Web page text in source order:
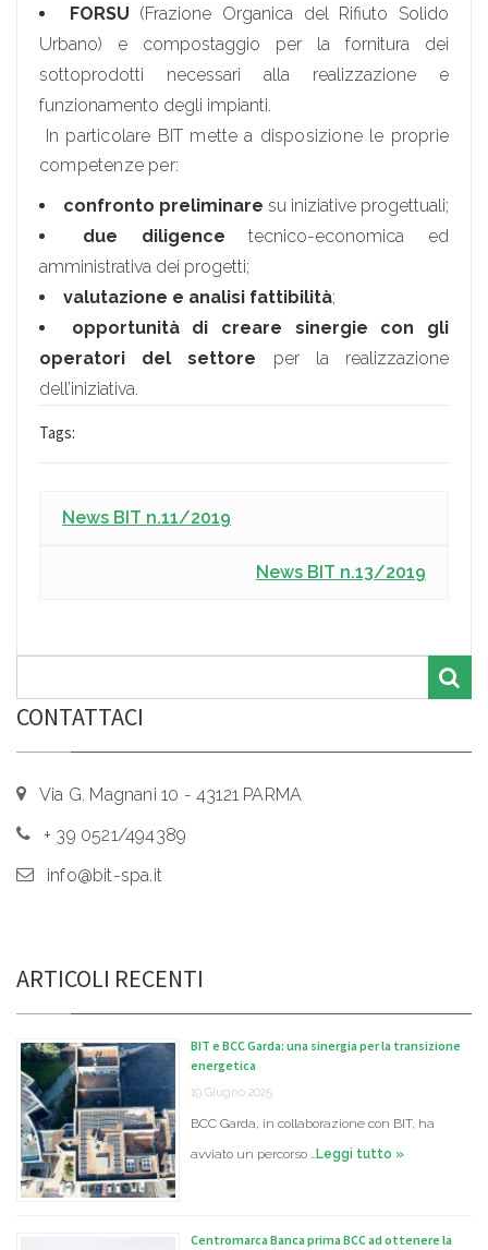
FORSU (Frazione Organica del Rifiuto Solido
Urbano) e compostaggio per la fornitura dei
sottoprodotti necessari alla realizzazione e
funzionamento degli impianti.
In particolare BIT mette a disposizione le proprie
competenze per:
confronto preliminare su iniziative progettuali;
due diligence tecnico-economica ed
amministrativa dei progetti;
valutazione e analisi fattibilità;
opportunità di creare sinergie con gli
operatori del settore per la realizzazione
dell’iniziativa.
Tags:
News BIT n.11/2019
News BIT n.13/2019
CONTATTACI
Via G. Magnani 10 - 43121 PARMA
+ 39 0521/494389
info@bit-spa.it
ARTICOLI RECENTI
BIT e BCC Garda: una sinergia per la transizione
energetica
19 Giugno 2025
BCC Garda, in collaborazione con BIT, ha
avviato un percorso …Leggi tutto »
Centromarca Banca prima BCC ad ottenere la